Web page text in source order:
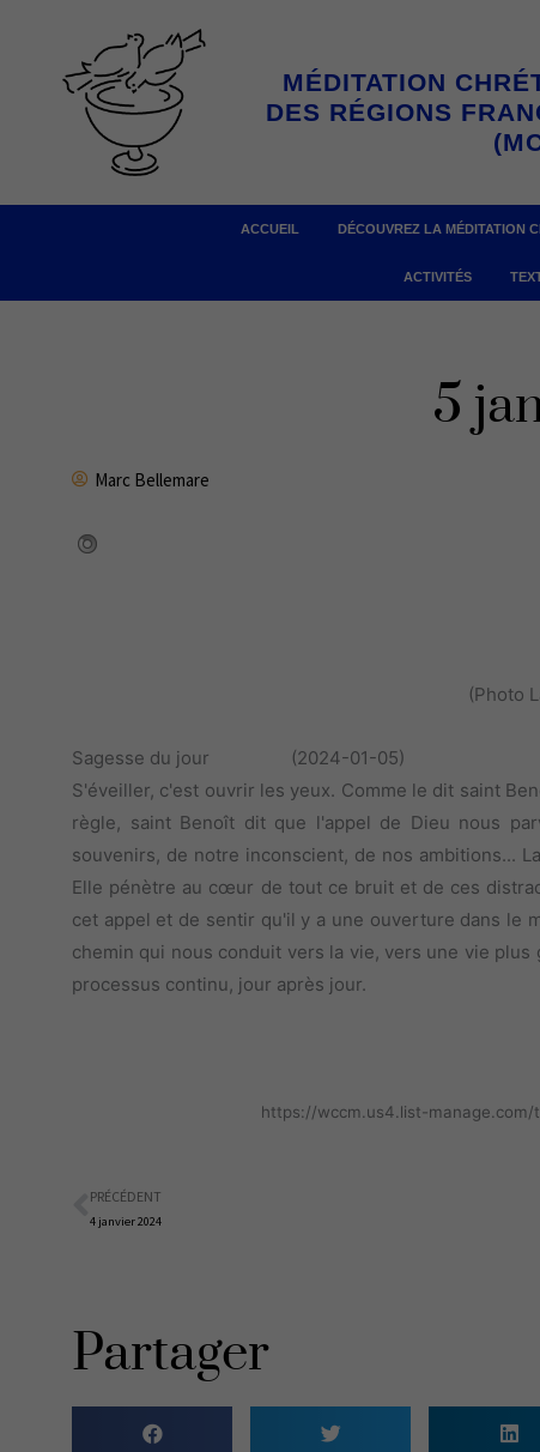
contenu
MÉDITATION
DES RÉGIONS
ACCUEIL DÉCOUVREZ LA MÉDITATION
ACTIVITÉS
5
Marc Bellemare
(Photo
Sagesse du jour (2024-01-05)
S'éveiller, c'est ouvrir les yeux. Comme le dit saint
règle, saint Benoît dit que l'appel de Dieu nous
souvenirs, de notre inconscient, de nos ambitions...
Elle pénètre au cœur de tout ce bruit et de ces
cet appel et de sentir qu'il y a une ouverture dans le
chemin qui nous conduit vers la vie, vers une vie
processus continu, jour après jour.
https://wccm.us4.list-manage.com/
Précédent
PRÉCÉDENT
4 janvier 2024
Partager